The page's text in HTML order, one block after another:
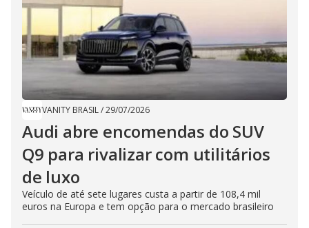
VANITY BRASIL/29/07/2026
Audi abre encomendas do SUV
Q9 para rivalizar com utilitários
de luxo
Veículo de até sete lugares custa a partir de 108,4 mil
euros na Europa e tem opção para o mercado brasileiro